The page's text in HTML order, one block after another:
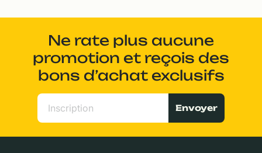
Ne rate plus aucune
promotion et reçois des
bons d’achat exclusifs
Envoyer